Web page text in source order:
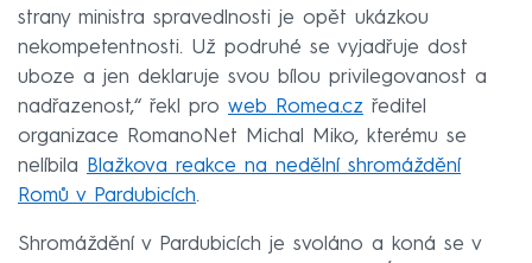
strany ministra spravedlnosti je opět ukázkou
nekompetentnosti. Už podruhé se vyjadřuje dost
uboze a jen deklaruje svou bílou privilegovanost a
nadřazenost,“ řekl pro web Romea.cz ředitel
organizace RomanoNet Michal Miko, kterému se
nelíbila
Blažkova reakce na nedělní shromáždění
Romů v Pardubicích.
Shromáždění v Pardubicích je svoláno a koná se v